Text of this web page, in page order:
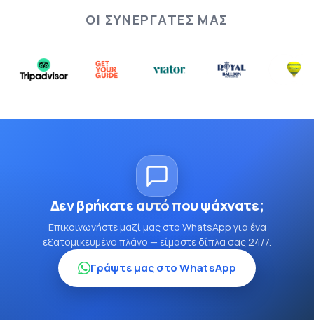
ΟΙ ΣΥΝΕΡΓΆΤΕΣ ΜΑΣ
Δεν βρήκατε αυτό που ψάχνατε;
Επικοινωνήστε μαζί μας στο WhatsApp για ένα
εξατομικευμένο πλάνο — είμαστε δίπλα σας 24/7.
Γράψτε μας στο WhatsApp